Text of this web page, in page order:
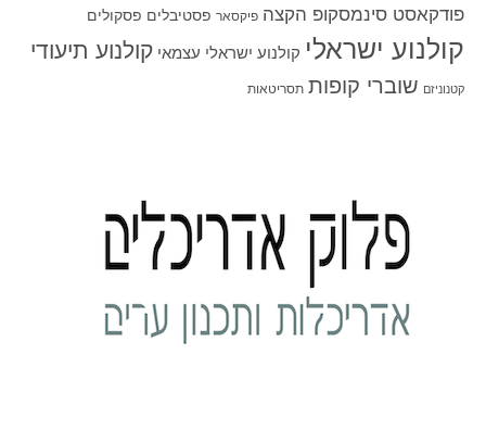
פודקאסט סינמסקופ הקצה פיקסאר פסטיבלים פסקולים
קולנוע ישראלי קולנוע ישראלי עצמאי קולנוע תיעודי
קטנוניזם שוברי קופות תסריטאות